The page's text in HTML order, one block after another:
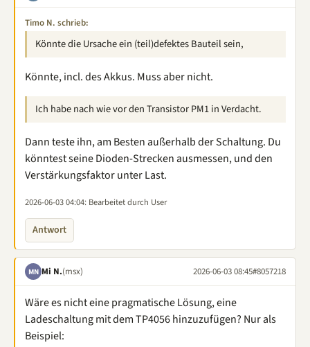
Timo N. schrieb:
Könnte die Ursache ein (teil)defektes Bauteil sein,
Könnte, incl. des Akkus. Muss aber nicht.
Ich habe nach wie vor den Transistor PM1 in Verdacht.
Dann teste ihn, am Besten außerhalb der Schaltung. Du
könntest seine Dioden-Strecken ausmessen, und den
Verstärkungsfaktor unter Last.
2026-06-03 04:04: Bearbeitet durch User
Antwort
MN Mi N.(msx) 2026-06-03 08:45#8057218
Wäre es nicht eine pragmatische Lösung, eine
Ladeschaltung mit dem TP4056 hinzuzufügen? Nur als
Beispiel: